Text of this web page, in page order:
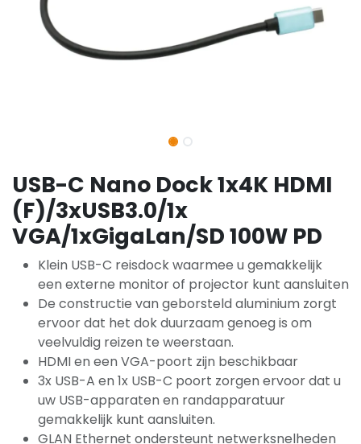
USB-C Nano Dock 1x4K HDMI
(F)/3xUSB3.0/1x
VGA/1xGigaLan/SD 100W PD
Klein USB-C reisdock waarmee u gemakkelijk
een externe monitor of projector kunt aansluiten
De constructie van geborsteld aluminium zorgt
ervoor dat het dok duurzaam genoeg is om
veelvuldig reizen te weerstaan.
HDMI en een VGA-poort zijn beschikbaar
3x USB-A en 1x USB-C poort zorgen ervoor dat u
uw USB-apparaten en randapparatuur
gemakkelijk kunt aansluiten.
GLAN Ethernet ondersteunt netwerksnelheden